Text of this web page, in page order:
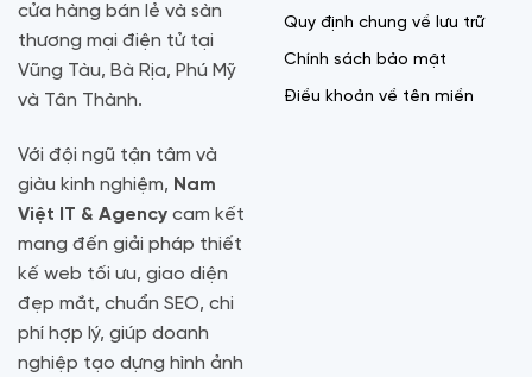
cửa hàng bán lẻ và sàn
thương mại điện tử tại
Vũng Tàu, Bà Rịa, Phú Mỹ
và Tân Thành.
Với đội ngũ tận tâm và
giàu kinh nghiệm, Nam
Việt IT & Agency cam kết
mang đến giải pháp thiết
kế web tối ưu, giao diện
đẹp mắt, chuẩn SEO, chi
phí hợp lý, giúp doanh
nghiệp tạo dựng hình ảnh
Quy định chung về lưu trữ
Chính sách bảo mật
Điều khoản về tên miền